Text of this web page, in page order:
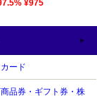
¥975
ード
品券・ギフト券・株